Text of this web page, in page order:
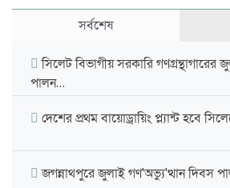
সর্বশেষ
সিলেট বিভাগীয় সরকারি গণগ্রন্থাগারের
পালন…
দেশের প্রথম বায়োড্রায়িং প্ল্যান্ট হবে
জগন্নাথপুরে জুলাই গণ'অভ্যু'ত্থান দিবস